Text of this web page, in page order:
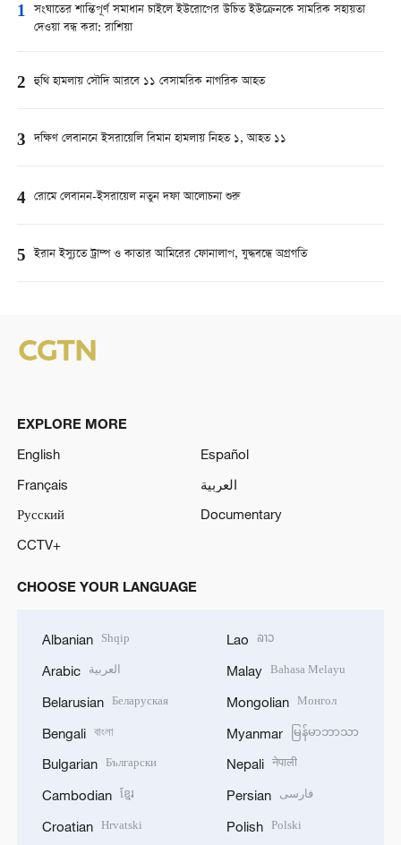
1 সংঘাতের শান্তিপূর্ণ সমাধান চাইলে ইউরোপের উচিত ইউক্রেনকে সামরিক সহায়তা
দেওয়া বন্ধ করা: রাশিয়া
2 হুথি হামলায় সৌদি আরবে ১১ বেসামরিক নাগরিক আহত
3 দক্ষিণ লেবাননে ইসরায়েলি বিমান হামলায় নিহত ১, আহত ১১
4 রোমে লেবানন-ইসরায়েল নতুন দফা আলোচনা শুরু
5 ইরান ইস্যুতে ট্রাম্প ও কাতার আমিরের ফোনালাপ, যুদ্ধবন্ধে অগ্রগতি
EXPLORE MORE
English
Español
Français
العربية
Русский
Documentary
CCTV+
CHOOSE YOUR LANGUAGE
Albanian Shqip
Arabic العربية
Belarusian Беларуская
Bengali বাংলা
Bulgarian Български
Cambodian ខ្មែរ
Croatian Hrvatski
Lao ລາວ
Malay Bahasa Melayu
Mongolian Монгол
Myanmar မြန်မာဘာသာ
Nepali नेपाली
Persian فارسی
Polish Polski